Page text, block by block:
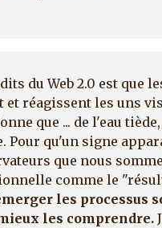
du Web 2.0 est que
réagissent les uns
que ... de l'eau
Pour qu'un signe
que nous
comme le
les processus
les comprendre.